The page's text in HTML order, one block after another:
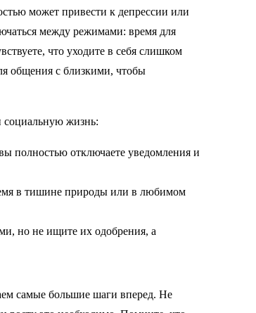
может привести к депрессии или
между режимами: время для
что уходите в себя слишком
общения с близкими, чтобы
социальную жизнь:
полностью отключаете уведомления и
в тишине природы или в любимом
но не ищите их одобрения, а
самые большие шаги вперед. Не